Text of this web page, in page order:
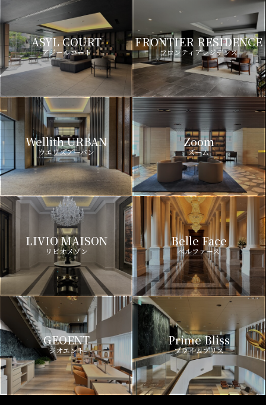
ASYL COURT
アジールコート
FRONTIER RESIDENCE
フロンティアレジデンス
Wellith URBAN
ウエリスアーバン
Zoom
ズーム
LIVIO MAISON
リビオメゾン
Belle Face
ベルファース
GEOENT
ジオエント
Prime Bliss
プライムブリス